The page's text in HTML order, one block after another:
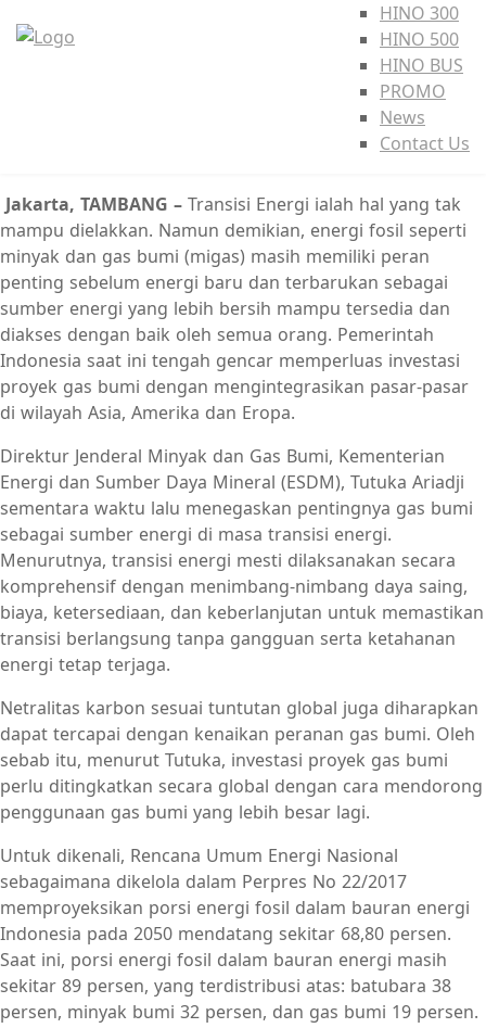
HINO 300
HINO 500
HINO BUS
PROMO
News
Contact Us
Jakarta, TAMBANG – Transisi Energi ialah hal yang tak
mampu dielakkan. Namun demikian, energi fosil seperti
minyak dan gas bumi (migas) masih memiliki peran
penting sebelum energi baru dan terbarukan sebagai
sumber energi yang lebih bersih mampu tersedia dan
diakses dengan baik oleh semua orang. Pemerintah
Indonesia saat ini tengah gencar memperluas investasi
proyek gas bumi dengan mengintegrasikan pasar-pasar
di wilayah Asia, Amerika dan Eropa.
Direktur Jenderal Minyak dan Gas Bumi, Kementerian
Energi dan Sumber Daya Mineral (ESDM), Tutuka Ariadji
sementara waktu lalu menegaskan pentingnya gas bumi
sebagai sumber energi di masa transisi energi.
Menurutnya, transisi energi mesti dilaksanakan secara
komprehensif dengan menimbang-nimbang daya saing,
biaya, ketersediaan, dan keberlanjutan untuk memastikan
transisi berlangsung tanpa gangguan serta ketahanan
energi tetap terjaga.
Netralitas karbon sesuai tuntutan global juga diharapkan
dapat tercapai dengan kenaikan peranan gas bumi. Oleh
sebab itu, menurut Tutuka, investasi proyek gas bumi
perlu ditingkatkan secara global dengan cara mendorong
penggunaan gas bumi yang lebih besar lagi.
Untuk dikenali, Rencana Umum Energi Nasional
sebagaimana dikelola dalam Perpres No 22/2017
memproyeksikan porsi energi fosil dalam bauran energi
Indonesia pada 2050 mendatang sekitar 68,80 persen.
Saat ini, porsi energi fosil dalam bauran energi masih
sekitar 89 persen, yang terdistribusi atas: batubara 38
persen, minyak bumi 32 persen, dan gas bumi 19 persen.